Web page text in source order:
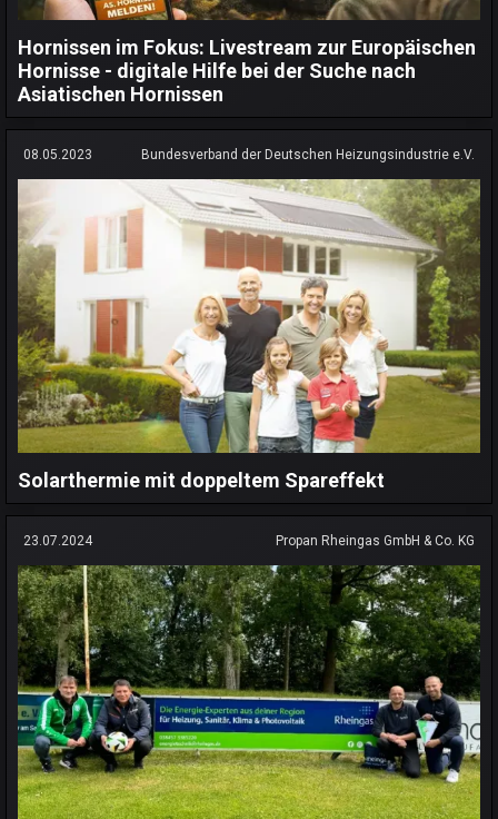
Hornissen im Fokus: Livestream zur Europäischen
Hornisse - digitale Hilfe bei der Suche nach
Asiatischen Hornissen
08.05.2023 Bundesverband der Deutschen Heizungsindustrie e.V.
Solarthermie mit doppeltem Spareffekt
23.07.2024 Propan Rheingas GmbH & Co. KG